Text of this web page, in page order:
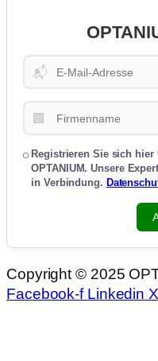
📬
🏢
Registrieren Sie sich
OPTANIUM. Unsere
in Verbindung.
Copyright © 2025
Facebook-f Linkedin